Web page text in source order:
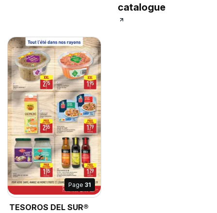
catalogue
Page 31
TESOROS DEL SUR®